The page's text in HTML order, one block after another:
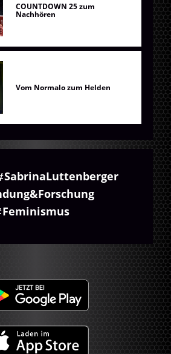
COUNTDOWN 25 zum
Nachhören
Vom Normalo zum Helden
SabrinaLuttenberger
Feminismus